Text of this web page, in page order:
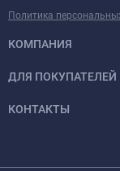
Политика
КОМПАНИЯ
ДЛЯ ПОКУПАТЕЛЕЙ
КОНТАКТЫ